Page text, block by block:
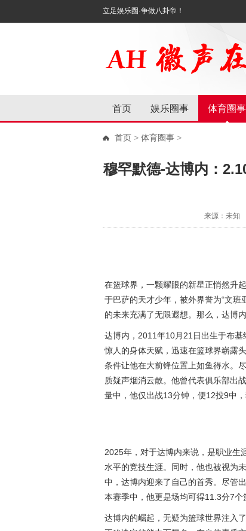
立足娱乐圈·争做八卦帝！
首页 娱乐圈事 体育圈事
首页 > 体育圈事 >
穆罕默德-达博内：
来源：未知
在篮球界，一颗耀眼的新星正悄然升
于巴萨的天才少年，被外界誉为“文班
的未来充满了无限遐想。那么，达博
达博内，2011年10月21日出生于布
惊人的身体天赋，迅速在篮球界崭露
条件让他在大前锋位置上如鱼得水。
质疑声烟消云散。他曾代表俱乐部出
量中，他仅出战13分钟，便12投9中
2025年，对于达博内来说，是职业生
水平的竞技生涯。同时，他也被视为
中，达博内迎来了自己的首秀。尽管
本赛季中，他更是场均可得11.3分7个
达博内的崛起，无疑为篮球世界注入